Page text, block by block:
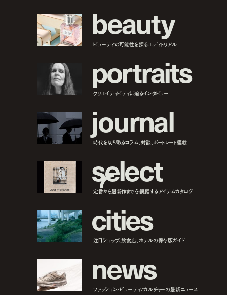
beauty
ビューティの可能性を探るエディトリアル
portraits
クリエイティビティに迫るインタビュー
journal
時代を切り取るコラム、対談、ポートレート連載
select
定番から最新作までを網羅するアイテムカタログ
cities
注目ショップ、飲食店、ホテルの保存版ガイド
news
ファッション/ビューティ/カルチャーの最新ニュース